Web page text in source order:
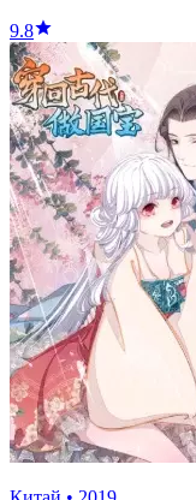
9.8